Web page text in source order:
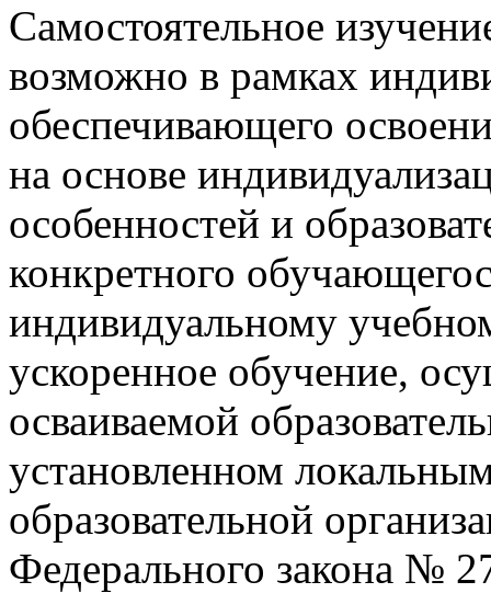
Самостоятельное
возможно в рамках
обеспечивающего
на основе
особенностей и
конкретного
индивидуальному
ускоренное обучение,
осваиваемой
установленном
образовательной
Федерального закона №